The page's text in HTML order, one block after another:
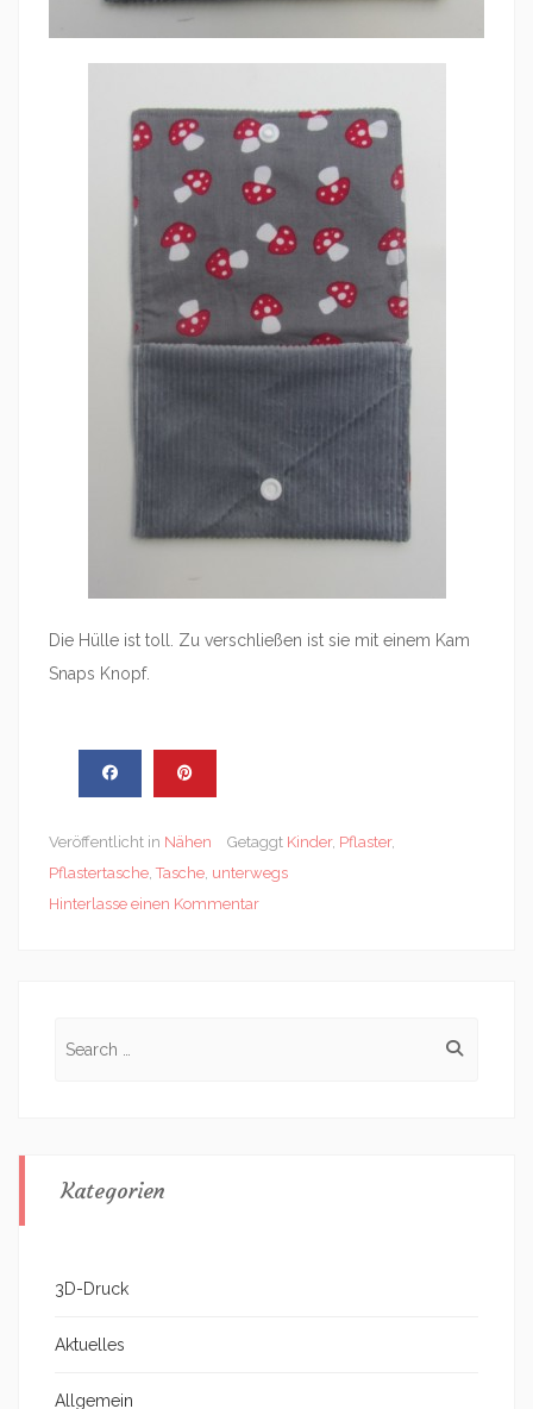
Die Hülle ist toll. Zu verschließen ist sie mit einem Kam
Snaps Knopf.
Veröffentlicht in Nähen Getaggt Kinder, Pflaster,
Pflastertasche ,Tasche unterwegs
Hinterlasse einen Kommentar
Kategorien
3D-Druck
Aktuelles
Allgemein